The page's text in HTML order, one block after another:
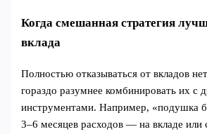
Когда смешанная стратегия
вклада
Полностью отказываться от вкладов
гораздо разумнее комбинировать их с
инструментами. Например, «подушка
3–6 месяцев расходов — на вкладе или